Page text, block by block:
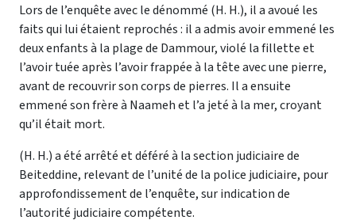
Lors de l’enquête avec le dénommé (H. H.), il a avoué les
faits qui lui étaient reprochés : il a admis avoir emmené les
deux enfants à la plage de Dammour, violé la fillette et
l’avoir tuée après l’avoir frappée à la tête avec une pierre,
avant de recouvrir son corps de pierres. Il a ensuite
emmené son frère à Naameh et l’a jeté à la mer, croyant
qu’il était mort.
(H. H.) a été arrêté et déféré à la section judiciaire de
Beiteddine, relevant de l’unité de la police judiciaire, pour
approfondissement de l’enquête, sur indication de
l’autorité judiciaire compétente.